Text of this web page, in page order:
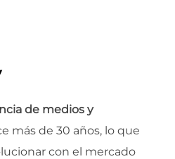
de medios y
más de 30 años, lo que
con el mercado